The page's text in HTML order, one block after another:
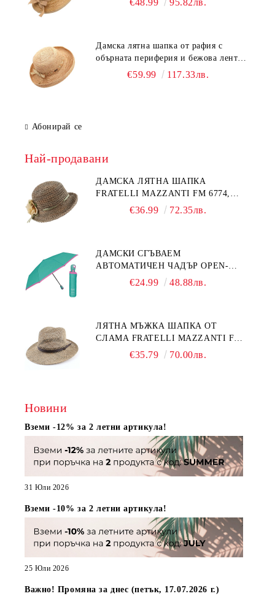
€48.99 95.82лв.
Дамска лятна шапка от рафия с
обърната периферия и бежова лента
Fratelli Mazzanti | Натурален
€59.99 117.33лв.
Абонирай се
Най-продавани
ДАМСКА ЛЯТНА ШАПКА
FRATELLI MAZZANTI FM 6774,
НАТУРАЛЕН/ЖЪЛТО ЦВЕТЕ
€36.99 72.35лв.
ДАМСКИ СГЪВАЕМ
АВТОМАТИЧЕН ЧАДЪР OPEN-
CLOSE | PERLETTI TECHNOLOGY
€24.99 48.88лв.
ЛЯТНА МЪЖКА ШАПКА ОТ
СЛАМА FRATELLI MAZZANTI FM
7936, НАТУРАЛЕН
€35.79 70.00лв.
Новини
Вземи -12% за 2 летни артикула!
31 Юли 2026
Вземи -10% за 2 летни артикула!
25 Юли 2026
Важно! Промяна за днес (петък, 17.07.2026 г.)